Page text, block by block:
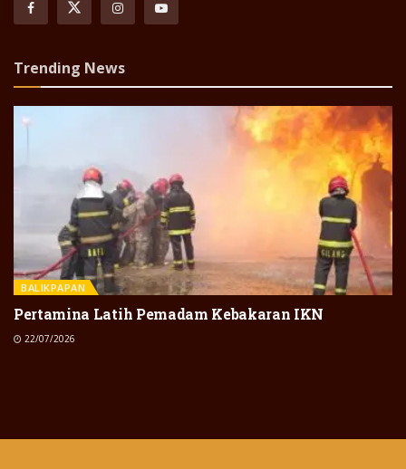
Trending News
BALIKPAPAN
Pertamina Latih Pemadam Kebakaran IKN
22/07/2026